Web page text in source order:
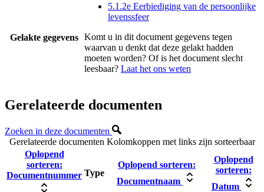
Gelakte gegevens
5.1.2e Eerbiediging van de persoonlijke
levenssfeer
Komt u in dit document gegevens tegen
waarvan u denkt dat deze gelakt hadden
moeten worden? Of is het document slecht
leesbaar? Laat het ons weten
Gerelateerde documenten
Zoeken in deze documenten
Gerelateerde documenten Kolomkoppen met links zijn sorteerbaar
Oplopend
sorteren:
Documentnummer Type
Oplopend sorteren:
Documentnaam
Oplopend
sorteren:
Datum